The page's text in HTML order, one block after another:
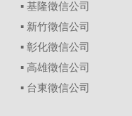
▪ 基隆徵信公司
▪ 新竹徵信公司
▪ 彰化徵信公司
▪ 高雄徵信公司
▪ 台東徵信公司